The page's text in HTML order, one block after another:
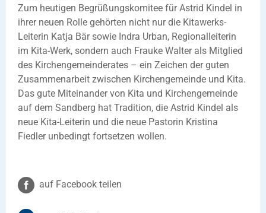
Zum heutigen Begrüßungskomitee für Astrid Kindel in
ihrer neuen Rolle gehörten nicht nur die Kitawerks-
Leiterin Katja Bär sowie Indra Urban, Regionalleiterin
im Kita-Werk, sondern auch Frauke Walter als Mitglied
des Kirchengemeinderates – ein Zeichen der guten
Zusammenarbeit zwischen Kirchengemeinde und Kita.
Das gute Miteinander von Kita und Kirchengemeinde
auf dem Sandberg hat Tradition, die Astrid Kindel als
neue Kita-Leiterin und die neue Pastorin Kristina
Fiedler unbedingt fortsetzen wollen.
auf Facebook teilen